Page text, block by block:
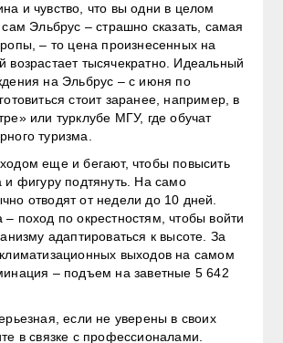
и чувство, что вы одни в целом
Эльбрус – страшно сказать, самая
– то цена произнесенных на
возрастает тысячекратно. Идеальный
на Эльбрус – с июня по
стоит заранее, например, в
или турклубе МГУ, где обучат
туризма.
еще и бегают, чтобы повысить
и фигуру подтянуть. На само
отводят от недели до 10 дней.
поход по окрестностям, чтобы войти
адаптироваться к высоте. За
выходов на самом
– подъем на заветные 5 642
если не уверены в своих
в связке с профессионалами.